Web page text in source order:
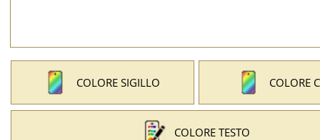
COLORE SIGILLO COLORE
COLORE TESTO